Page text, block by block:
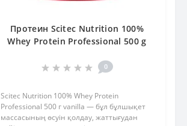
Протеин Scitec Nutrition 100%
Whey Protein Professional 500 g
0
Scitec Nutrition 100% Whey Protein
Professional 500 г vanilla — бұл бұлшықет
массасының өсуін қолдау, жаттығудан